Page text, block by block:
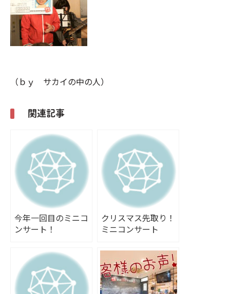
（ｂｙ サカイの中の人）
関連記事
今年一回目のミニコ
ンサート！
クリスマス先取り！
ミニコンサート